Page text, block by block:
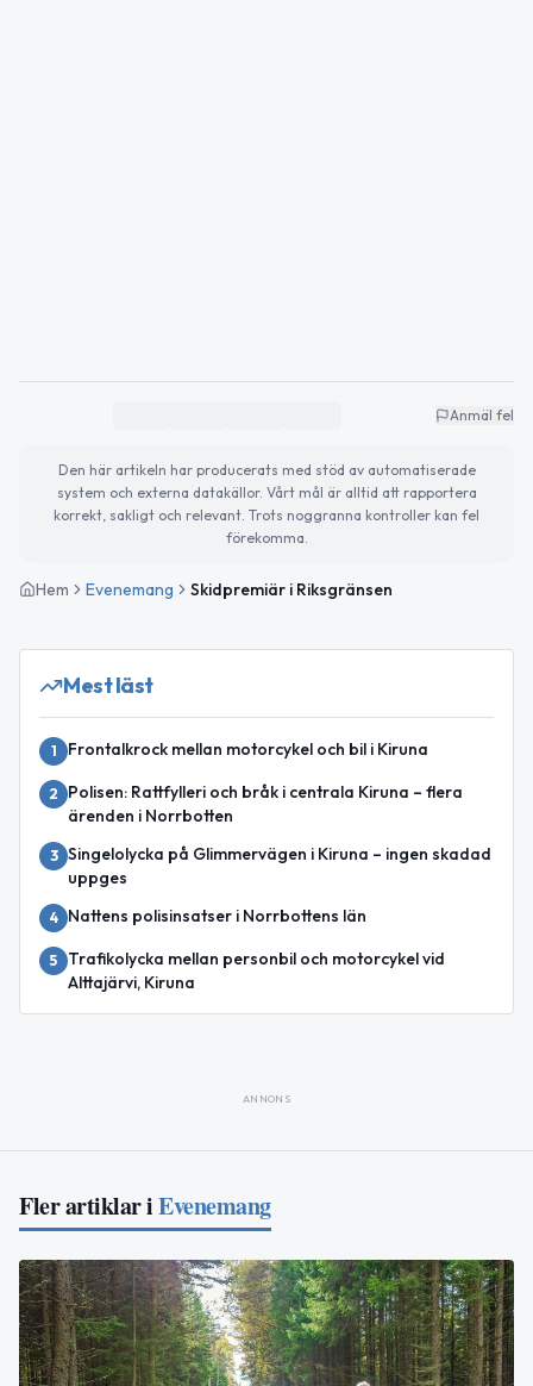
Anmäl fel
Den här artikeln har producerats med stöd av automatiserade
system och externa datakällor. Vårt mål är alltid att rapportera
korrekt, sakligt och relevant. Trots noggranna kontroller kan fel
förekomma.
Hem Evenemang Skidpremiär i Riksgränsen
Mest läst
1 Frontalkrock mellan motorcykel och bil i Kiruna
2
Polisen: Rattfylleri och bråk i centrala Kiruna – flera
ärenden i Norrbotten
3 Singelolycka på Glimmervägen i Kiruna – ingen skadad
uppges
4 Nattens polisinsatser i Norrbottens län
5
Trafikolycka mellan personbil och motorcykel vid
Alttajärvi, Kiruna
ANNONS
Fler artiklar iEvenemang